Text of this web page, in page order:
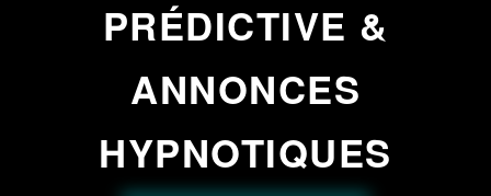
PRÉDICTIVE &
ANNONCES
HYPNOTIQUES